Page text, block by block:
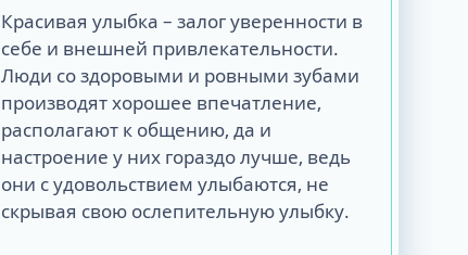
Красивая улыбка – залог уверенности в
себе и внешней привлекательности.
Люди со здоровыми и ровными зубами
производят хорошее впечатление,
располагают к общению, да и
настроение у них гораздо лучше, ведь
они с удовольствием улыбаются, не
скрывая свою ослепительную улыбку.